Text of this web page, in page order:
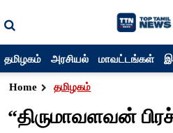
தமிழகம் அரசியல் மாவட்டங்கள்
Home தமிழகம்
“திருமாவளவன்